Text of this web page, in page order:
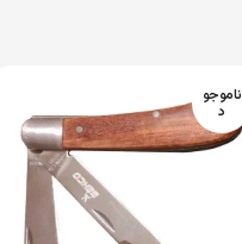
ناموجو
د